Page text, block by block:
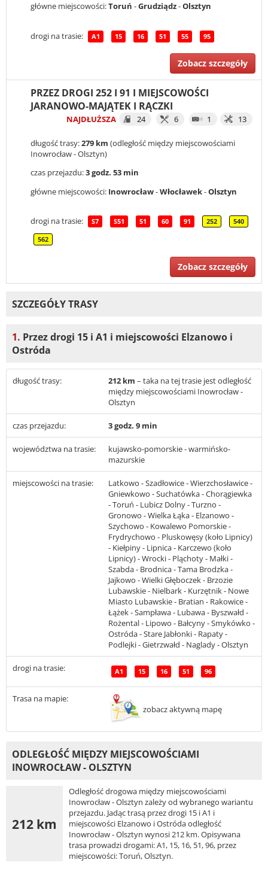
główne miejscowości:Toruń -Grudziądz-Olsztyn
drogi na trasie: A1 15 16 51 55 95
Zobacz szczegóły
PRZEZ DROGI 252 I 91 I MIEJSCOWOŚCI
JARANOWO-MAJĄTEK I RĄCZKI
NAJDŁUŻSZA 24 6 1 13
długość trasy:279 km (odległość między miejscowościami
Inowrocław - Olsztyn)
czas przejazdu:3 godz. 53 min
główne miejscowości: Inowrocław-Włocławek-Olsztyn
drogi na trasie: S7 S51 51 60 91 252 540
562
Zobacz szczegóły
SZCZEGÓŁY TRASY
1. Przez drogi 15 i A1 i miejscowości Elzanowo i
Ostróda
długość trasy: 212 km – taka na tej trasie jest odległość
między miejscowościami Inowrocław -
Olsztyn
czas przejazdu: 3 godz. 9 min
województwa na trasie:
kujawsko-pomorskie - warmińsko-
mazurskie
miejscowości na trasie:
Latkowo - Szadłowice - Wierzchosławice -
Gniewkowo - Suchatówka - Chorągiewka
- Toruń - Lubicz Dolny - Turzno -
Gronowo - Wielka Łąka - Elzanowo -
Szychowo - Kowalewo Pomorskie -
Frydrychowo - Pluskowęsy (koło Lipnicy)
- Kiełpiny - Lipnica - Karczewo (koło
Lipnicy) - Wrocki - Pląchoty - Małki -
Szabda - Brodnica - Tama Brodzka -
Jajkowo - Wielki Głęboczek - Brzozie
Lubawskie - Nielbark - Kurzętnik - Nowe
Miasto Lubawskie - Bratian - Rakowice -
Łążek - Sampława - Lubawa - Byszwałd -
Rożental - Lipowo - Bałcyny - Smykówko -
Ostróda - Stare Jabłonki - Rapaty -
Podlejki - Gietrzwałd - Naglady - Olsztyn
drogi na trasie: A1 15 16 51 96
Trasa na mapie:
zobacz aktywną mapę
ODLEGŁOŚĆ MIĘDZY MIEJSCOWOŚCIAMI
INOWROCŁAW - OLSZTYN
212 km
Odległość drogowa między miejscowościami
Inowrocław - Olsztyn zależy od wybranego wariantu
przejazdu. Jadąc trasą przez drogi 15 i A1 i
miejscowości Elzanowo i Ostróda odległość
Inowrocław - Olsztyn wynosi 212 km. Opisywana
trasa prowadzi drogami: A1, 15, 16, 51, 96, przez
miejscowości: Toruń, Olsztyn.